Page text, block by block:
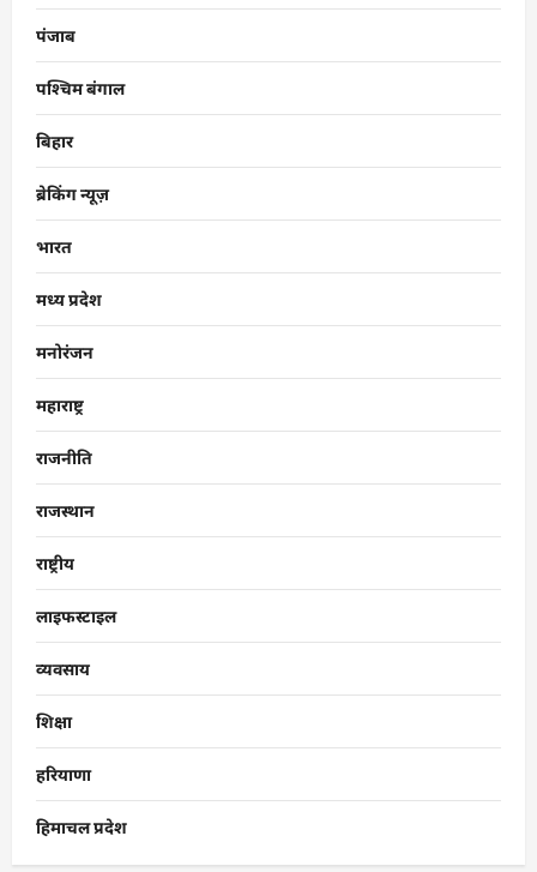
पंजाब
पश्चिम बंगाल
बिहार
ब्रेकिंग न्यूज़
भारत
मध्य प्रदेश
मनोरंजन
महाराष्ट्र
राजनीति
राजस्थान
राष्ट्रीय
लाइफस्टाइल
व्यवसाय
शिक्षा
हरियाणा
हिमाचल प्रदेश